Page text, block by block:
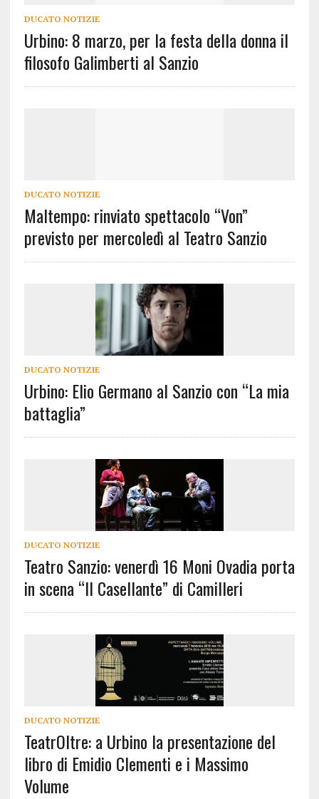
DUCATO NOTIZIE
Urbino: 8 marzo, per la festa della donna il
filosofo Galimberti al Sanzio
DUCATO NOTIZIE
Maltempo: rinviato spettacolo “Von”
previsto per mercoledì al Teatro Sanzio
DUCATO NOTIZIE
Urbino: Elio Germano al Sanzio con “La mia
battaglia”
DUCATO NOTIZIE
Teatro Sanzio: venerdì 16 Moni Ovadia porta
in scena “Il Casellante” di Camilleri
DUCATO NOTIZIE
TeatrOltre: a Urbino la presentazione del
libro di Emidio Clementi e i Massimo
Volume